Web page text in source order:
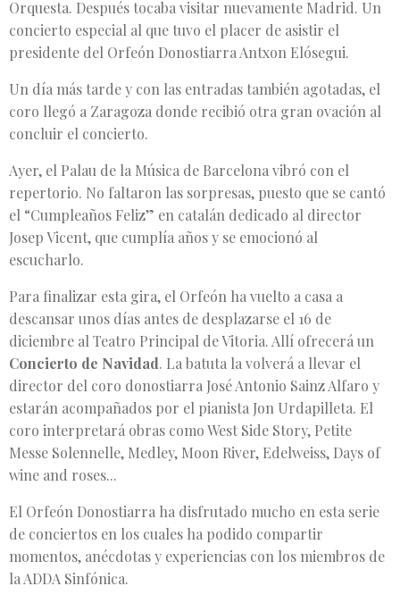
Orquesta. Después tocaba visitar nuevamente Madrid. Un
concierto especial al que tuvo el placer de asistir el
presidente del Orfeón Donostiarra Antxon Elósegui.
Un día más tarde y con las entradas también agotadas, el
coro llegó a Zaragoza donde recibió otra gran ovación al
concluir el concierto.
Ayer, el Palau de la Música de Barcelona vibró con el
repertorio. No faltaron las sorpresas, puesto que se cantó
el “Cumpleaños Feliz” en catalán dedicado al director
Josep Vicent, que cumplía años y se emocionó al
escucharlo.
Para finalizar esta gira, el Orfeón ha vuelto a casa a
descansar unos días antes de desplazarse el 16 de
diciembre al Teatro Principal de Vitoria. Allí ofrecerá un
Concierto de Navidad. La batuta la volverá a llevar el
director del coro donostiarra José Antonio Sainz Alfaro y
estarán acompañados por el pianista Jon Urdapilleta. El
coro interpretará obras como West Side Story, Petite
Messe Solennelle, Medley, Moon River, Edelweiss, Days of
wine and roses...
El Orfeón Donostiarra ha disfrutado mucho en esta serie
de conciertos en los cuales ha podido compartir
momentos, anécdotas y experiencias con los miembros de
la ADDA Sinfónica.